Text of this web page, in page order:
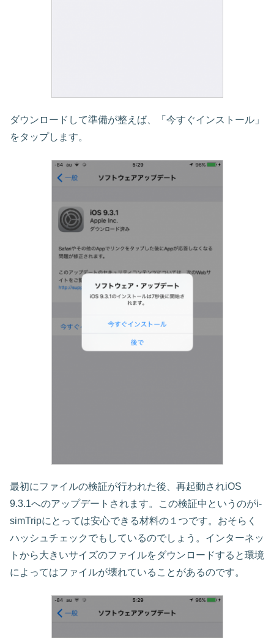
ダウンロードして準備が整えば、「今すぐインストール」
をタップします。
最初にファイルの検証が行われた後、再起動されiOS
9.3.1へのアップデートされます。この検証中というのがi-
simTripにとっては安心できる材料の１つです。おそらく
ハッシュチェックでもしているのでしょう。インターネッ
トから大きいサイズのファイルをダウンロードすると環境
によってはファイルが壊れていることがあるのです。